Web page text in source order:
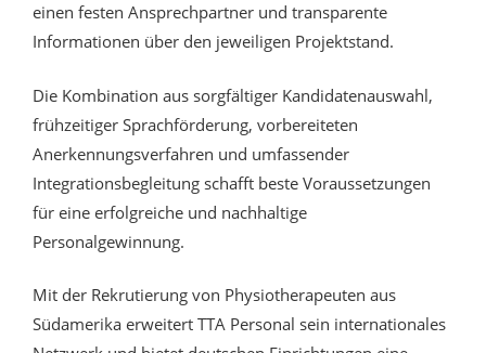
einen festen Ansprechpartner und transparente
Informationen über den jeweiligen Projektstand.
Die Kombination aus sorgfältiger Kandidatenauswahl,
frühzeitiger Sprachförderung, vorbereiteten
Anerkennungsverfahren und umfassender
Integrationsbegleitung schafft beste Voraussetzungen
für eine erfolgreiche und nachhaltige
Personalgewinnung.
Mit der Rekrutierung von Physiotherapeuten aus
Südamerika erweitert TTA Personal sein internationales